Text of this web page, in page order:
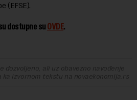
(EFSE).
dostupne su OVDE.
dozvoljeno, ali uz obavezno navođenje
izvornom tekstu na novaekonomija.rs